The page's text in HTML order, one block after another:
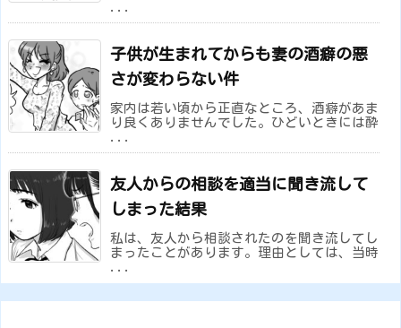
子供が生まれてからも妻の酒癖の悪
さが変わらない件
家内は若い頃から正直なところ、酒癖があま
り良くありませんでした。ひどいときには酔
友人からの相談を適当に聞き流して
しまった結果
私は、友人から相談されたのを聞き流してし
まったことがあります。理由としては、当時